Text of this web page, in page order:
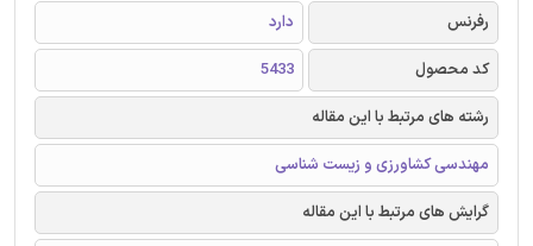
رفرنس
دارد
کد محصول
5433
رشته های مرتبط با این مقاله
مهندسی کشاورزی و زیست شناسی
گرایش های مرتبط با این مقاله